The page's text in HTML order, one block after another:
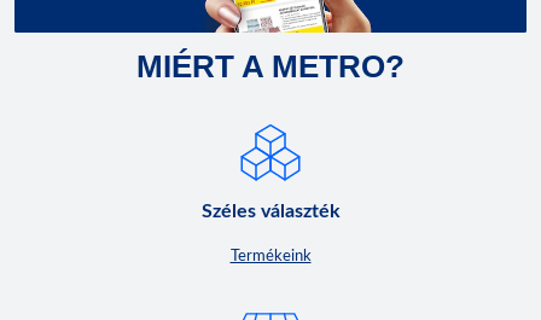
MIÉRT A METRO?
Széles választék
Termékeink